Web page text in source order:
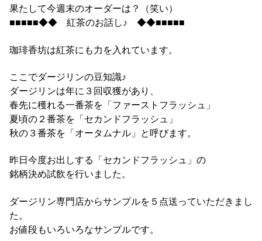
果たして今週末のオーダーは？（笑い）
■■■■■◆◆ 紅茶のお話し♪ ◆◆■■■■■
珈琲香坊は紅茶にも力を入れています。
ここでダージリンの豆知識♪
ダージリンは年に３回収獲があり、
春先に穫れる一番茶を「ファーストフラッシュ」
夏頃の２番茶を「セカンドフラッシュ」
秋の３番茶を「オータムナル」と呼びます。
昨日今度お出しする「セカンドフラッシュ」の
銘柄決め試飲を行いました。
ダージリン専門店からサンプルを５点送っていただきまし
た。
お値段もいろいろなサンプルです。